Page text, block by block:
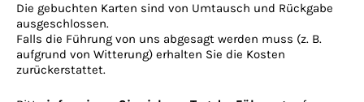
Die gebuchten Karten sind von Umtausch und Rückgabe
ausgeschlossen.
Falls die Führung von uns abgesagt werden muss (z. B.
aufgrund von Witterung) erhalten Sie die Kosten
zurückerstattet.